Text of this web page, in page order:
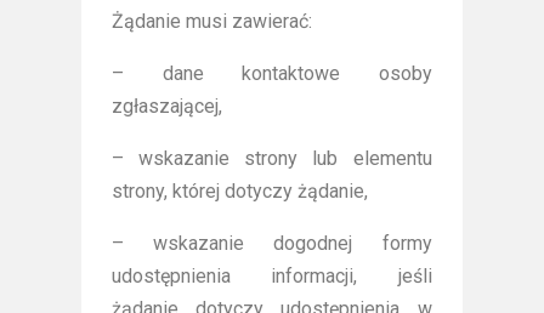
Żądanie musi zawierać:
– dane kontaktowe osoby
zgłaszającej,
– wskazanie strony lub elementu
strony, której dotyczy żądanie,
– wskazanie dogodnej formy
udostępnienia informacji, jeśli